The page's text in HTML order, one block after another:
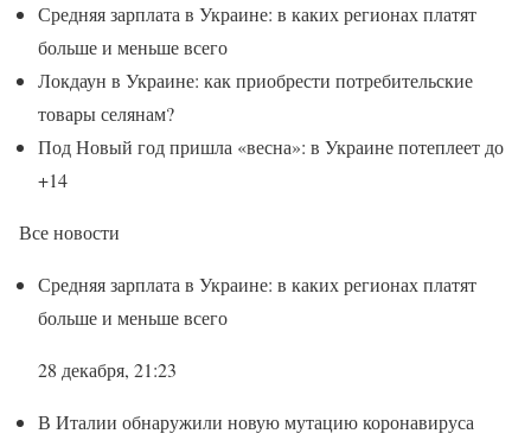
Средняя зарплата в Украине: в каких регионах платят
больше и меньше всего
Локдаун в Украине: как приобрести потребительские
товары селянам?
Под Новый год пришла «весна»: в Украине потеплеет до
+14
Все новости
Средняя зарплата в Украине: в каких регионах платят
больше и меньше всего
28 декабря, 21:23
В Италии обнаружили новую мутацию коронавируса